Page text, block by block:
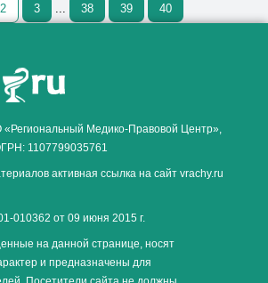
2 3 ... 38 39 40
Медико-Правовой Центр»,
1107799035761
активная ссылка на сайт vrachy.ru
010362 от 09 июня 2015 г.
на данной странице, носят
и предназначены для